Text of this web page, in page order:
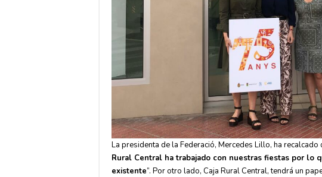
La presidenta de la Federació, Mercedes Lillo, ha
Rural Central ha trabajado con nuestras fiestas por lo
existente”. Por otro lado, Caja Rural Central, tendrá un